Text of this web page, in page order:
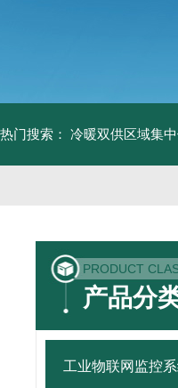
热门搜索： 冷暖双供区域集
PRODUCT
产品分
工业物联网监控